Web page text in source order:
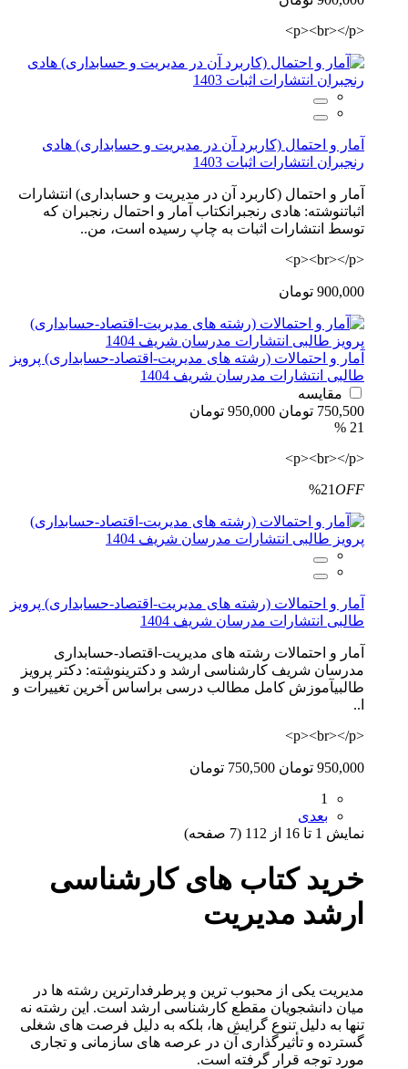
<p><br></p>
آمار و احتمال (کاربرد آن در مدیریت و حسابداری) هادی
رنجبران انتشارات اثبات 1403
آمار و احتمال (کاربرد آن در مدیریت و حسابداری) انتشارات
اثباتنوشته: هادی رنجبرانکتاب آمار و احتمال رنجبران که
توسط انتشارات اثبات به چاپ رسیده است، من..
<p><br></p>
900,000 تومان
آمار و احتمالات (رشته های مدیریت-اقتصاد-حسابداری) پرویز
طالبی انتشارات مدرسان شریف 1404
مقایسه
750,500 تومان
950,000 تومان
21 %
<p><br></p>
%21OFF
آمار و احتمالات (رشته های مدیریت-اقتصاد-حسابداری) پرویز
طالبی انتشارات مدرسان شریف 1404
آمار و احتمالات رشته های مدیریت-اقتصاد-حسابداری
مدرسان شریف کارشناسی ارشد و دکترینوشته: دکتر پرویز
طالبیآموزش کامل مطالب درسی براساس آخرین تغییرات و
ا..
<p><br></p>
950,000 تومان
750,500 تومان
1
بعدی
نمايش 1 تا 16 از 112 (7 صفحه)
خرید کتاب های کارشناسی
ارشد مدیریت
مدیریت یکی از محبوب ترین و پرطرفدارترین رشته ها در
میان دانشجویان مقطع کارشناسی ارشد است. این رشته نه
تنها به دلیل تنوع گرایش ها، بلکه به دلیل فرصت های شغلی
گسترده و تأثیرگذاری آن در عرصه های سازمانی و تجاری
مورد توجه قرار گرفته است.